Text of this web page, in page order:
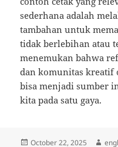
sederhana adalah
tambahan untuk
tidak berlebihan atau
menemukan bahwa
dan komunitas
bisa menjadi sumber
kita pada satu gaya.
Posted
October 22, 2025